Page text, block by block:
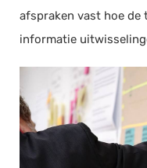
afspraken vast hoe de
informatie